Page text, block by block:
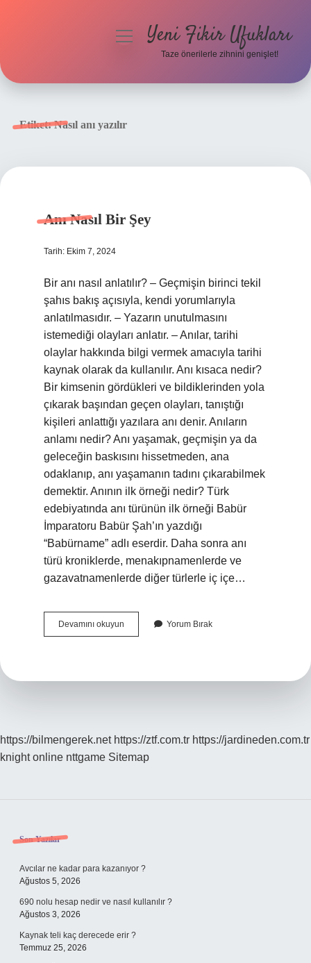
menüyüYeni Fikir Ufukları
Taze önerilerle zihnini genişlet!
Etiket:Nasıl anı yazılır
Anı Nasıl Bir Şey
Tarih: Ekim 7, 2024
Bir anı nasıl anlatılır? – Geçmişin birinci tekil
şahıs bakış açısıyla, kendi yorumlarıyla
anlatılmasıdır. – Yazarın unutulmasını
istemediği olayları anlatır. – Anılar, tarihi
olaylar hakkında bilgi vermek amacıyla tarihi
kaynak olarak da kullanılır. Anı kısaca nedir?
Bir kimsenin gördükleri ve bildiklerinden yola
çıkarak başından geçen olayları, tanıştığı
kişileri anlattığı yazılara anı denir. Anıların
anlamı nedir? Anı yaşamak, geçmişin ya da
geleceğin baskısını hissetmeden, ana
odaklanıp, anı yaşamanın tadını çıkarabilmek
demektir. Anının ilk örneği nedir? Türk
edebiyatında anı türünün ilk örneği Babür
İmparatoru Babür Şah’ın yazdığı
“Babürname” adlı eserdir. Daha sonra anı
türü kroniklerde, menakıpnamenlerde ve
gazavatnamenlerde diğer türlerle iç içe…
Devamını okuyun
Nasıl
Yorum Bırak
https://bilmengerek.net https://ztf.com.tr https://jardineden.com.tr
knight online nttgame Sitemap
Sidebar
Son Yazılar
Avcılar ne kadar para kazanıyor ?
Ağustos 5, 2026
690 nolu hesap nedir ve nasıl kullanılır ?
Ağustos 3, 2026
Kaynak teli kaç derecede erir ?
Temmuz 25, 2026